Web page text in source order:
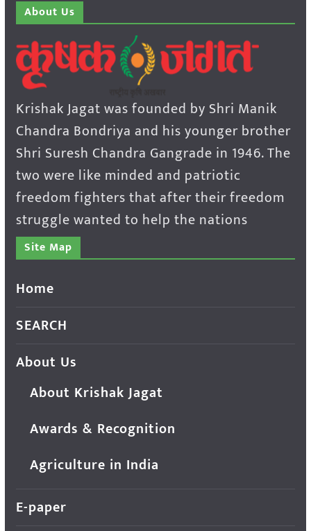
About Us
Krishak Jagat was founded by Shri Manik
Chandra Bondriya and his younger brother
Shri Suresh Chandra Gangrade in 1946. The
two were like minded and patriotic
freedom fighters that after their freedom
struggle wanted to help the nations
Site Map
Home
SEARCH
About Us
About Krishak Jagat
Awards & Recognition
Agriculture in India
E-paper